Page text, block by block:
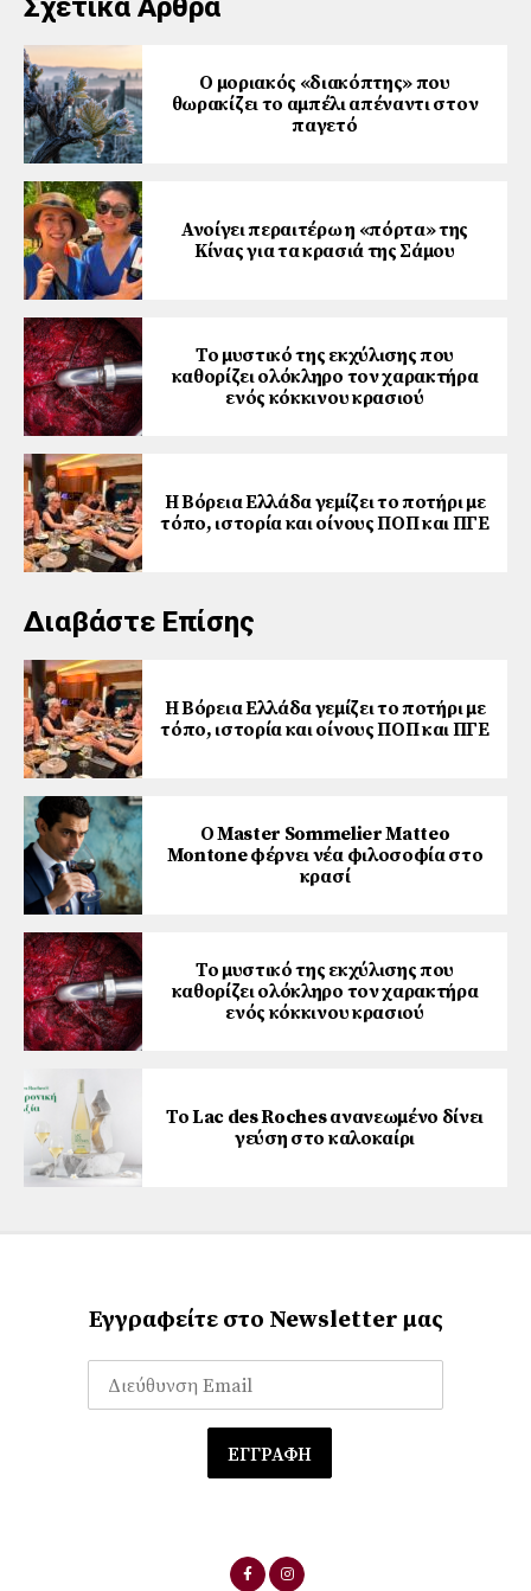
Σχετικά Άρθρα
Ο μοριακός «διακόπτης» που
θωρακίζει το αμπέλι απέναντι στον
παγετό
Ανοίγει περαιτέρω η «πόρτα» της
Κίνας για τα κρασιά της Σάμου
Το μυστικό της εκχύλισης που
καθορίζει ολόκληρο τον χαρακτήρα
ενός κόκκινου κρασιού
Η Βόρεια Ελλάδα γεμίζει το ποτήρι με
τόπο, ιστορία και οίνους ΠΟΠ και ΠΓΕ
Διαβάστε Επίσης
Η Βόρεια Ελλάδα γεμίζει το ποτήρι με
τόπο, ιστορία και οίνους ΠΟΠ και ΠΓΕ
Ο Master Sommelier Matteo
Montone φέρνει νέα φιλοσοφία στο
κρασί
Το μυστικό της εκχύλισης που
καθορίζει ολόκληρο τον χαρακτήρα
ενός κόκκινου κρασιού
Το Lac des Roches ανανεωμένο δίνει
γεύση στο καλοκαίρι
Εγγραφείτε στο Newsletter μας